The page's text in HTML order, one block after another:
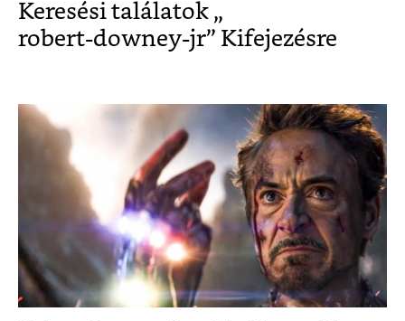
Keresési találatok „
robert-downey-jr” Kifejezésre